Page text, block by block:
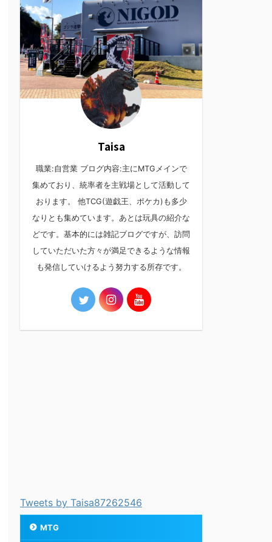
Taisa
職業:自営業 ブログ内容:主にMTGメインで
集めており、統率者を主戦場として活動して
おります。 他TCG(遊戯王、ポケカ)も多少
なりとも集めています。あとは玩具の紹介な
どです。基本的には雑記ブログですが、訪問
していただいた方々が満足できるような情報
も発信していけるよう努力する所存です。
Tweets by Taisa87262546
MTG